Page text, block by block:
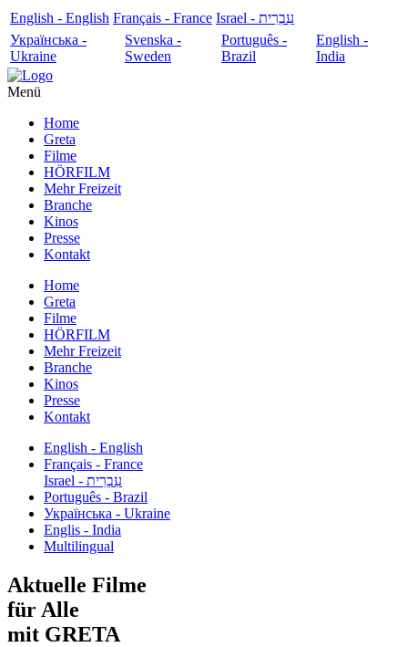
English - English Français - France
עִבְרִית - Israel
Українська -
Ukraine
Svenska -
Sweden
Português -
Brazil
English -
India
Menü
Home
Greta
Filme
HÖRFILM
Mehr Freizeit
Branche
Kinos
Presse
Kontakt
Home
Greta
Filme
HÖRFILM
Mehr Freizeit
Branche
Kinos
Presse
Kontakt
English - English
Français - France
עִבְרִית - Israel
Português - Brazil
Українська - Ukraine
Englis - India
Multilingual
Aktuelle Filme
für Alle
mit GRETA